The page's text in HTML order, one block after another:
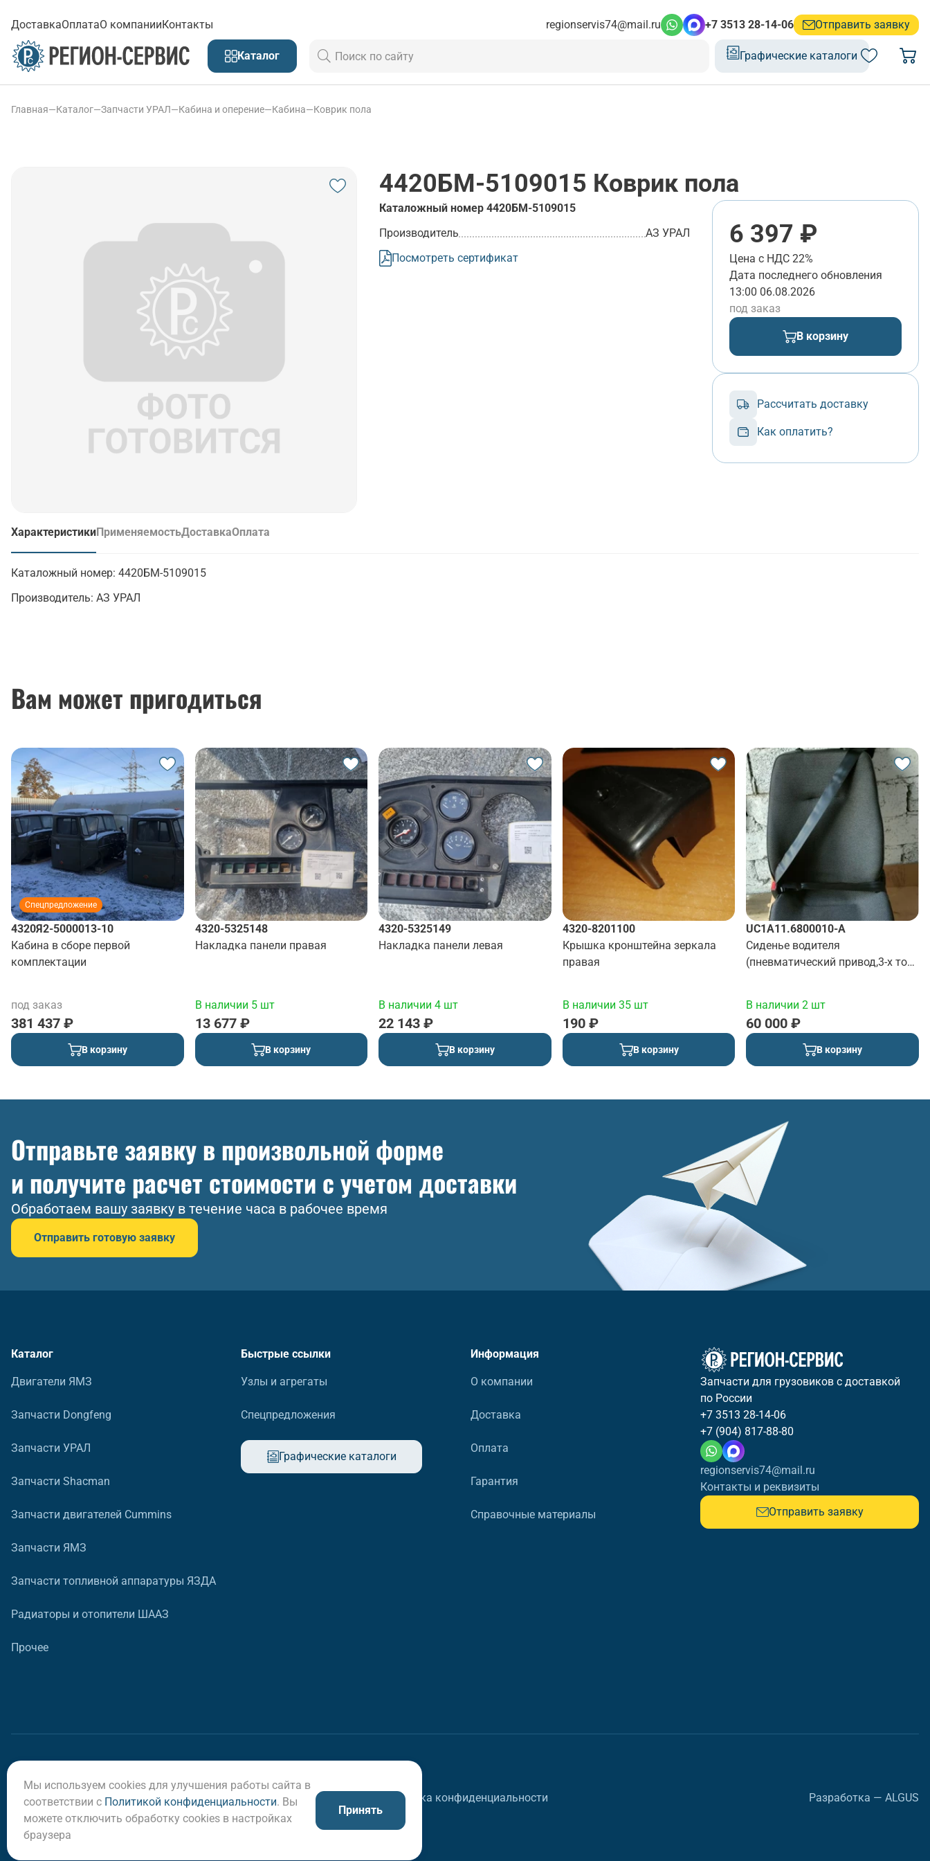
ДоставкаОплатаО компанииКонтакты regionservis74@mail.ru +7 3513 28-14-06 Отправить заявку
Каталог Графические каталоги
Главная—Каталог—Запчасти УРАЛ—Кабина и оперение—Кабина—Коврик пола
4420БМ-5109015 Коврик пола
Каталожный номер 4420БМ-5109015
Производитель
АЗ УРАЛ
Посмотреть сертификат
6 397 ₽
Цена с НДС 22%
Дата последнего обновления
13:00 06.08.2026
под заказ
В корзину
Рассчитать доставку
Как оплатить?
Характеристики
(активная вкладка)
ПрименяемостьДоставкаОплата
Каталожный номер: 4420БМ-5109015
Производитель: АЗ УРАЛ
Вам может пригодиться
Спецпредложение
4320Я2-5000013-10
Кабина в сборе первой
комплектации
под заказ
381 437 ₽
В корзину
4320-5325148
Накладка панели правая
В наличии 5 шт
13 677 ₽
В корзину
4320-5325149
Накладка панели левая
В наличии 4 шт
22 143 ₽
В корзину
4320-8201100
Крышка кронштейна зеркала
правая
В наличии 35 шт
190 ₽
В корзину
UC1A11.6800010-A
Сиденье водителя
(пневматический привод,3-х точ
В наличии 2 шт
60 000 ₽
В корзину
Отправьте заявку в произвольной форме
и получите расчет стоимости с учетом доставки
Обработаем вашу заявку в течение часа в рабочее время
Отправить готовую заявку
Каталог
Двигатели ЯМЗ
Запчасти Dongfeng
Запчасти УРАЛ
Запчасти Shacman
Запчасти двигателей Cummins
Запчасти ЯМЗ
Запчасти топливной аппаратуры ЯЗДА
Радиаторы и отопители ШААЗ
Прочее
Быстрые ссылки
Узлы и агрегаты
Спецпредложения
Графические каталоги
Информация
О компании
Доставка
Оплата
Гарантия
Справочные материалы
Запчасти для грузовиков с доставкой
по России
+7 3513 28-14-06
+7 (904) 817-88-80
regionservis74@mail.ru
Контакты и реквизиты
Отправить заявку
© ООО «Регион-Сервис», 2026 Политика конфиденциальности Разработка — ALGUS
Мы используем cookies для улучшения работы сайта в
соответствии с Политикой конфиденциальности. Вы
можете отключить обработку cookies в настройках
браузера
Принять